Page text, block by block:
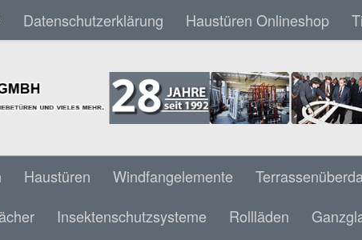
Datenschutzerklärung Haustüren Onlineshop
Haustüren Windfangelemente
Insektenschutzsysteme Rollläden